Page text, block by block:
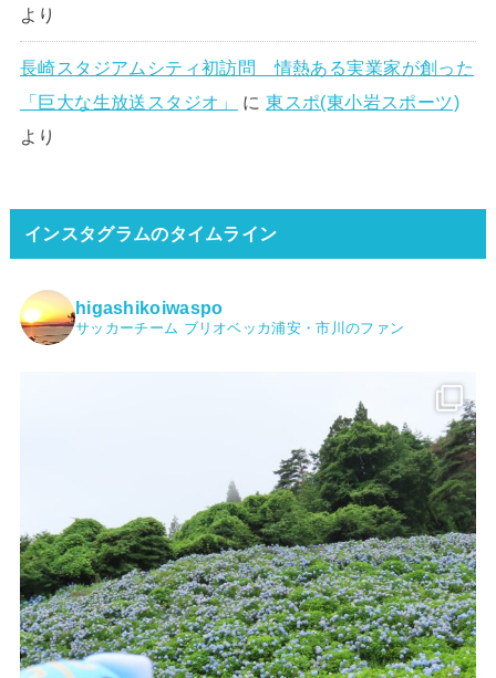
より
長崎スタジアムシティ初訪問 情熱ある実業家が創った
「巨大な生放送スタジオ」
に東スポ(東小岩スポーツ)
より
インスタグラムのタイムライン
higashikoiwaspo
サッカーチーム ブリオベッカ浦安・市川のファン